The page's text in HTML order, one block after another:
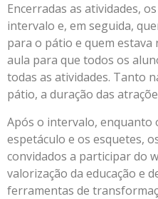
Encerradas as atividades,
intervalo e, em seguida,
para o pátio e quem estava
aula para que todos os
todas as atividades. Tanto
pátio, a duração das
Após o intervalo, enquanto
espetáculo e os esquetes,
convidados a participar do
valorização da educação e
ferramentas de